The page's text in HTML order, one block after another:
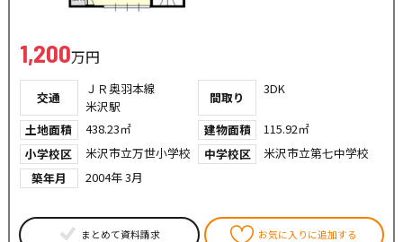
1,200万円
交通
ＪＲ奥羽本線
米沢駅
間取り
3DK
土地面積 438.23㎡ 建物面積
115.92㎡
小学校区
米沢市立万世小学校 中学校区
米沢市立第七中学校
築年月
2004年 3月
まとめて資料請求 お気に入りに追加する